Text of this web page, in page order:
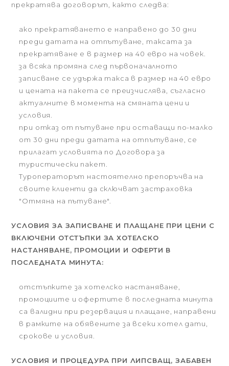
прекратява договорът, както следва:
ако прекратяването е направено до 30 дни
преди датата на отпътуване, таксата за
прекратяване е в размер на 40 евро на човек.
за всяка промяна след първоначалното
записване се удържа такса в размер на 40 евро
и цената на пакета се преизчислява, съгласно
актуалните в момента на смяната цени и
условия.
при отказ от пътуване при оставащи по-малко
от 30 дни преди датата на отпътуване, се
прилагат условията по Договора за
туристически пакет.
Туроператорът настоятелно препоръчва на
своите клиенти да сключват застраховка
"Отмяна на пътуване".
УСЛОВИЯ ЗА ЗАПИСВАНЕ И ПЛАЩАНЕ ПРИ ЦЕНИ С
ВКЛЮЧЕНИ ОТСТЪПКИ ЗА ХОТЕЛСКО
НАСТАНЯВАНЕ, ПРОМОЦИИ И ОФЕРТИ В
ПОСЛЕДНАТА МИНУТА:
отстъпките за хотелско настаняване,
промоциите и офертите в последната минута
са валидни при резервация и плащане, направени
в рамките на обявените за всеки хотел дати,
срокове и условия.
УСЛОВИЯ И ПРОЦЕДУРА ПРИ ЛИПСВАЩ, ЗАБАВЕН